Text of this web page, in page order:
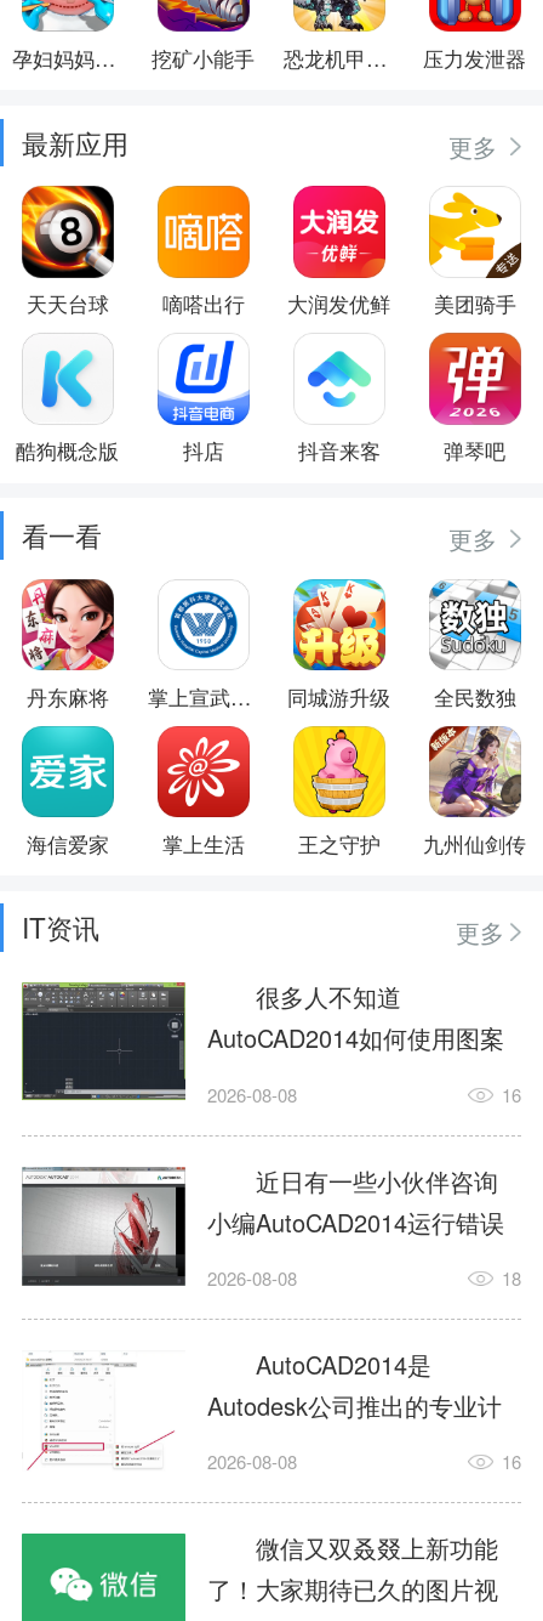
孕妇妈妈日记 挖矿小能手 恐龙机甲射手 压力发泄器
最新应用 更多
天天台球 嘀嗒出行 大润发优鲜 美团骑手
酷狗概念版 抖店 抖音来客 弹琴吧
看一看 更多
丹东麻将 掌上宣武医院 同城游升级 全民数独
海信爱家 掌上生活 王之守护 九州仙剑传
IT资讯
更多
很多人不知道
AutoCAD2014如何使用图案
填充?今日为你们带来的文章
用图案填充的内容，还有不
清楚小伙伴和小编一起去学
习一下吧。1.打开
AutoCAD2014这款软件，进
入AutoCAD2014的操作界
面，如图所示：2.在该界面内
找到矩形选项，如图所示：3.
点击矩...
2026-08-08 16
近日有一些小伙伴咨询
小编AutoCAD2014运行错误
怎么办?下面就为大家带来了
办的解决方法，有需要的小
伙伴可以来了解了解哦。1.打
开控制面板，选择
AutodeskAutoCAD2014。2.
等AutodeskAutoCAD2014的
安装程序加载完毕。3.选择添
加/...
2026-08-08 18
AutoCAD2014是
Autodesk公司推出的专业计
算机辅助设计（CAD）软
子、建筑、服装等多个工程
与设计领域。作为行业标准
工具之一，它提供了强大的
2026-08-08 16
微信又双叒叕上新功能
了！大家期待已久的图片视